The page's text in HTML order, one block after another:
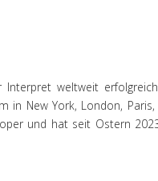
weltweit
New York, London, Paris,
und hat seit Ostern